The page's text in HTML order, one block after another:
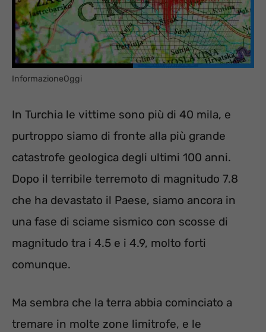
InformazioneOggi
In Turchia le vittime sono più di 40 mila, e
purtroppo siamo di fronte alla più grande
catastrofe geologica degli ultimi 100 anni.
Dopo il terribile terremoto di magnitudo 7.8
che ha devastato il Paese, siamo ancora in
una fase di sciame sismico con scosse di
magnitudo tra i 4.5 e i 4.9, molto forti
comunque.
Ma sembra che la terra abbia cominciato a
tremare in molte zone limitrofe, e le